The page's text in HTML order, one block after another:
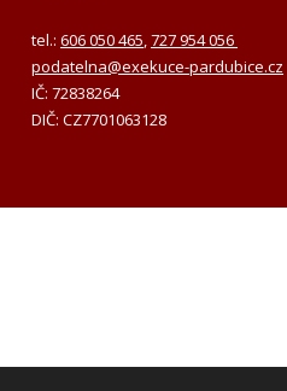
tel.: 606 050 465,727 954 056
podatelna@exekuce-pardubice.cz
IČ: 72838264
DIČ: CZ7701063128